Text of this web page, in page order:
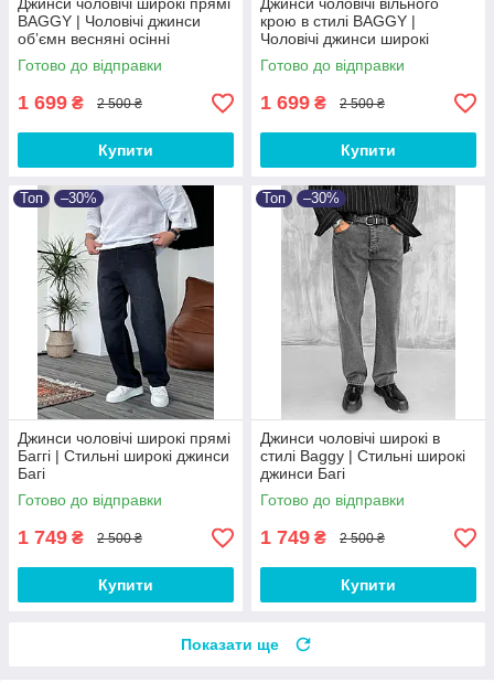
Джинси чоловічі широкі прямі
BAGGY | Чоловічі джинси
обʼємн весняні осінні
Туреччина
Готово до відправки
1 699 ₴ 2 500 ₴
Купити
Джинси чоловічі вільного
крою в стилі BAGGY |
Чоловічі джинси широкі
весняні осінні Баггі
Готово до відправки
1 699 ₴ 2 500 ₴
Купити
Топ –30%
Джинси чоловічі широкі прямі
Баггі | Стильні широкі джинси
Багі
Готово до відправки
1 749 ₴ 2 500 ₴
Купити
Топ –30%
Джинси чоловічі широкі в
стилі Baggy | Стильні широкі
джинси Багі
Готово до відправки
1 749 ₴ 2 500 ₴
Купити
Показати ще